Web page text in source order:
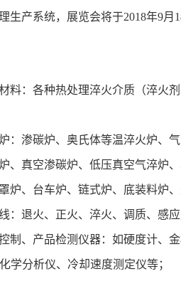
生产系统，展览会将于2018年9月
料：各种热处理淬火介质（淬火剂
渗碳炉、奥氏体等温淬火炉、气
炉、真空渗碳炉、低压真空气淬炉
炉、台车炉、链式炉、底装料炉
退火、正火、淬火、调质、感应
、产品检测仪器：如硬度计、金
学分析仪、冷却速度测定仪等；